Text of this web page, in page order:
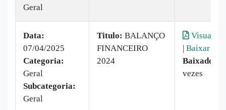
Geral
Data:
07/04/2025
Categoria:
Geral
Subcategoria:
Geral
Titulo: BALANÇO
FINANCEIRO
2024
| Baixar
Baixado:
vezes